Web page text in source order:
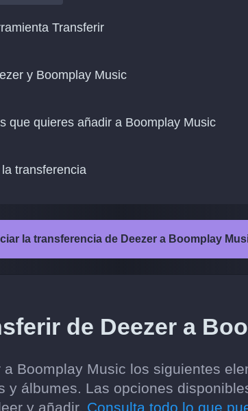
Transferir
y Boomplay Music
que quieres añadir a Boomplay Music
transferencia
la transferencia de Deezer a Boomplay
de Deezer a
Boomplay Music los siguientes
y álbumes. Las opciones
y añadir. Consulta todo lo que